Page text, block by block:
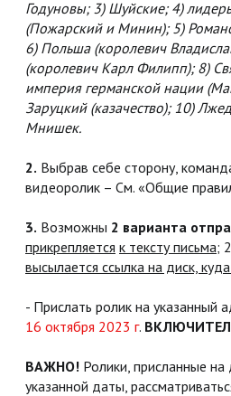
Годуновы; 3) Шуйские; 4)
(Пожарский и Минин); 5)
6) Польша (королевич
(королевич Карл Филипп); 8)
империя германской нации
Заруцкий (казачество); 10)
Мнишек.
2. Выбрав себе сторону,
видеоролик – См. «Общие
3. Возможны 2 варианта
прикрепляется к тексту письма;
высылается ссылка на диск,
- Прислать ролик на указанный
16 октября 2023 г.
ВАЖНО! Ролики, присланные
указанной даты,